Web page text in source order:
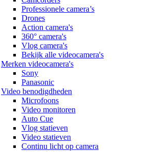
Professionele camera’s
Drones
Action camera's
360° camera's
Vlog camera's
Bekijk alle videocamera's
Merken videocamera's
Sony
Panasonic
Video benodigdheden
Microfoons
Video monitoren
Auto Cue
Vlog statieven
Video statieven
Continu licht op camera